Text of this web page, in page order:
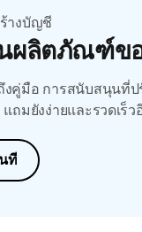
างบัญชี
นผลิตภัณฑ์ข
คู่มือ การสนับสนุนที่ป
ถมยังง่ายและรวดเร็ว
ที